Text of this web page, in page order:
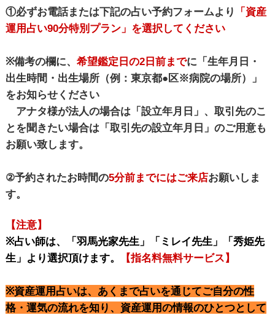
①必ずお電話または下記の占い予約フォームより
「資産
運用占い90分特別プラン」を選択してください
※備考の欄に、 希望鑑定日の2日前までに「生年月日・
出生時間・出生場所（例：東京都●区※病院の場所）」
をお知らせください
アナタ様が法人の場合は「設立年月日」、取引先のこ
とを聞きたい場合は「取引先の設立年月日」のご用意も
お願い致します。
②予約されたお時間の5分前までにはご来店お願いしま
す。
【注意】
※占い師は、「羽馬光家先生」「ミレイ先生」「秀姫先
生」より選択頂けます。
【指名料無料サービス】
※資産運用占いは、あくまで占いを通じてご自分の性
格・運気の流れを知り、資産運用の情報のひとつとして